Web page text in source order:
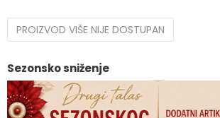
PROIZVOD VIŠE NIJE DOSTUPAN
Sezonsko sniženje